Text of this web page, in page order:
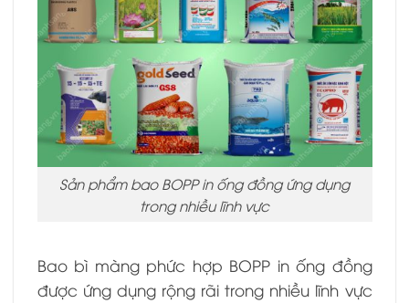
Sản phẩm bao BOPP in ống đồng ứng dụng
trong nhiều lĩnh vực
Bao bì màng phức hợp BOPP in ống đồng
được ứng dụng rộng rãi trong nhiều lĩnh vực